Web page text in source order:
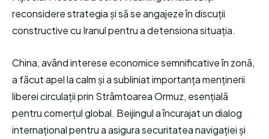
reconsidere strategia și să se angajeze în discuții
constructive cu Iranul pentru a detensiona situația.
China, având interese economice semnificative în zonă,
a făcut apel la calm și a subliniat importanța menținerii
liberei circulații prin Strâmtoarea Ormuz, esențială
pentru comerțul global. Beijingul a încurajat un dialog
internațional pentru a asigura securitatea navigației și